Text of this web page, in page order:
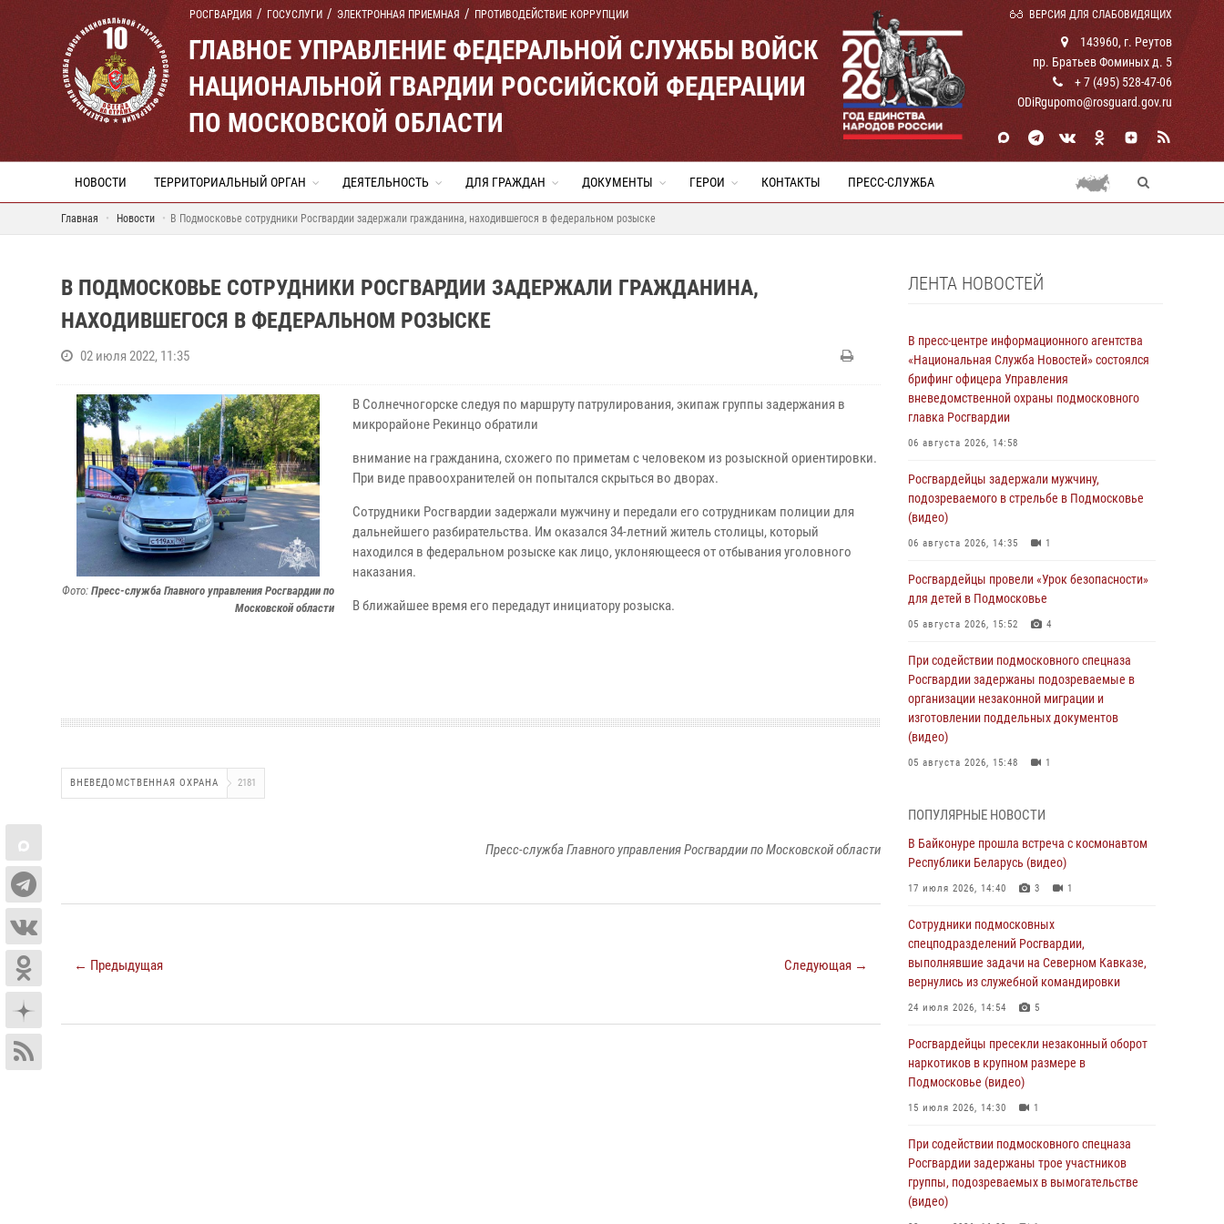
РОСГВАРДИЯ ГОСУСЛУГИ ЭЛЕКТРОННАЯ ПРИЕМНАЯ ПРОТИВОДЕЙСТВИЕ КОРРУПЦИИ ВЕРСИЯ ДЛЯ СЛАБОВИДЯЩИХ
ГЛАВНОЕ УПРАВЛЕНИЕ ФЕДЕРАЛЬНОЙ СЛУЖБЫ ВОЙСК
НАЦИОНАЛЬНОЙ ГВАРДИИ РОССИЙСКОЙ ФЕДЕРАЦИИ
ПО МОСКОВСКОЙ ОБЛАСТИ
143960, г. Реутов
пр. Братьев Фоминых д. 5
+ 7 (495) 528-47-06
ODiRgupomo@rosguard.gov.ru
НОВОСТИ ТЕРРИТОРИАЛЬНЫЙ ОРГАН ДЕЯТЕЛЬНОСТЬ ДЛЯ ГРАЖДАН ДОКУМЕНТЫ ГЕРОИ КОНТАКТЫ ПРЕСС-СЛУЖБА
Главная Новости В Подмосковье сотрудники Росгвардии задержали гражданина, находившегося в федеральном розыске
В ПОДМОСКОВЬЕ СОТРУДНИКИ РОСГВАРДИИ ЗАДЕРЖАЛИ ГРАЖДАНИНА,
НАХОДИВШЕГОСЯ В ФЕДЕРАЛЬНОМ РОЗЫСКЕ
02 июля 2022, 11:35
Фото: Пресс-служба Главного управления Росгвардии по
Московской области
В Солнечногорске следуя по маршруту патрулирования, экипаж группы задержания в
микрорайоне Рекинцо обратили
внимание на гражданина, схожего по приметам с человеком из розыскной ориентировки.
При виде правоохранителей он попытался скрыться во дворах.
Сотрудники Росгвардии задержали мужчину и передали его сотрудникам полиции для
дальнейшего разбирательства. Им оказался 34-летний житель столицы, который
находился в федеральном розыске как лицо, уклоняющееся от отбывания уголовного
наказания.
В ближайшее время его передадут инициатору розыска.
ВНЕВЕДОМСТВЕННАЯ ОХРАНА 2181
Пресс-служба Главного управления Росгвардии по Московской области
← Предыдущая Следующая →
ЛЕНТА НОВОСТЕЙ
В пресс-центре информационного агентства
«Национальная Служба Новостей» состоялся
брифинг офицера Управления
вневедомственной охраны подмосковного
главка Росгвардии
06 августа 2026, 14:58
Росгвардейцы задержали мужчину,
подозреваемого в стрельбе в Подмосковье
(видео)
06 августа 2026, 14:35 1
Росгвардейцы провели «Урок безопасности»
для детей в Подмосковье
05 августа 2026, 15:52 4
При содействии подмосковного спецназа
Росгвардии задержаны подозреваемые в
организации незаконной миграции и
изготовлении поддельных документов
(видео)
05 августа 2026, 15:48 1
супермаркета в Подмосковье (видео)
03 августа 2026, 15:32 1
Росгвардейцы пресекли кражу сантехники,
Подмосковье (видео)
03 августа 2026, 15:08 1
В Подмосковье отметили годовщину со Дня
образования ОМОН «Пересвет»
Офицер подмосковного главка Росгвардии
стал гостем эфира «Радио 1»
01 августа 2026, 17:57
Росгвардейцы задержали рецидивиста,
подозреваемого в краже на крупную сумму в
Подмосковье
31 июля 2026, 13:00
ПОПУЛЯРНЫЕ НОВОСТИ
В Байконуре прошла встреча с космонавтом
Республики Беларусь (видео)
17 июля 2026, 14:40 3 1
Сотрудники подмосковных
спецподразделений Росгвардии,
выполнявшие задачи на Северном Кавказе,
вернулись из служебной командировки
24 июля 2026, 14:54 5
Росгвардейцы пресекли незаконный оборот
наркотиков в крупном размере в
Подмосковье (видео)
15 июля 2026, 14:30 1
При содействии подмосковного спецназа
Росгвардии задержаны трое участников
группы, подозреваемых в вымогательстве
(видео)